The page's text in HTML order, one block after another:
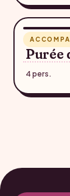
Purée
4 pers.